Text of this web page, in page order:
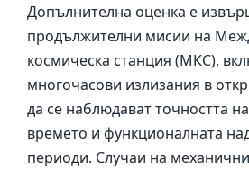
Допълнителна оценка е
продължителни мисии на
космическа станция (МКС),
многочасови излизания в
да се наблюдават точността
времето и функционалната
периоди. Случаи на